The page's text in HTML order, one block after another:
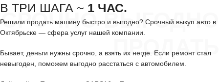
СРОЧНО ВЫГОДНО
ПРОДАТЬ
В ТРИ ШАГА ~ 1 ЧАС.
Решили продать машину быстро и выгодно? Срочный выкуп авто в
Октябрьске — сфера услуг нашей компании.
Бывает, деньги нужны срочно, а взять их негде. Если ремонт стал
невыгоден, поможем выгодно расстаться с автомобилем.